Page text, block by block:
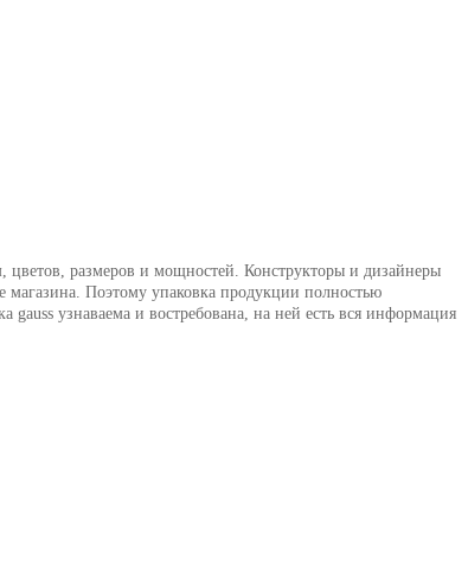
цветов, размеров и мощностей. Конструкторы и дизайнеры
магазина. Поэтому упаковка продукции полностью
gauss узнаваема и востребована, на ней есть вся информация